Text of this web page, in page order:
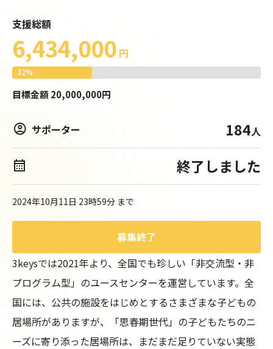
支援総額
6,434,000 円
32%
目標金額 20,000,000円
サポーター 184人
終了しました
2024年10月11日 23時59分 まで
募集終了
3keysでは2021年より、全国でも珍しい「非交流型・非
プログラム型」のユースセンターを運営しています。全
国には、公共の施設をはじめとするさまざまな子どもの
居場所がありますが、「思春期世代」の子どもたちのニ
ーズに寄り添った居場所は、まだまだ足りていない実態